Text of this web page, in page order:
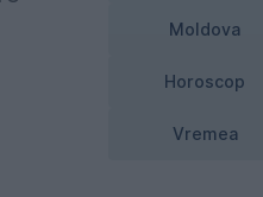
Moldova
Horoscop
Vremea